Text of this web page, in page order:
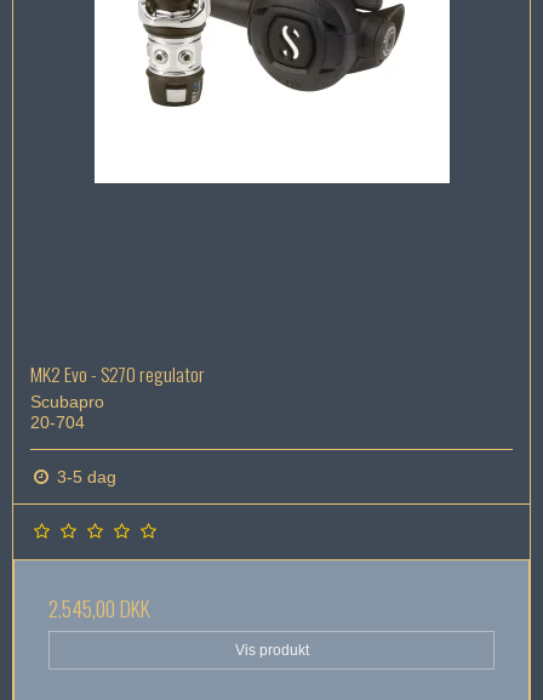
MK2 Evo - S270 regulator
Scubapro
20-704
3-5 dag
2.545,00 DKK
Vis produkt